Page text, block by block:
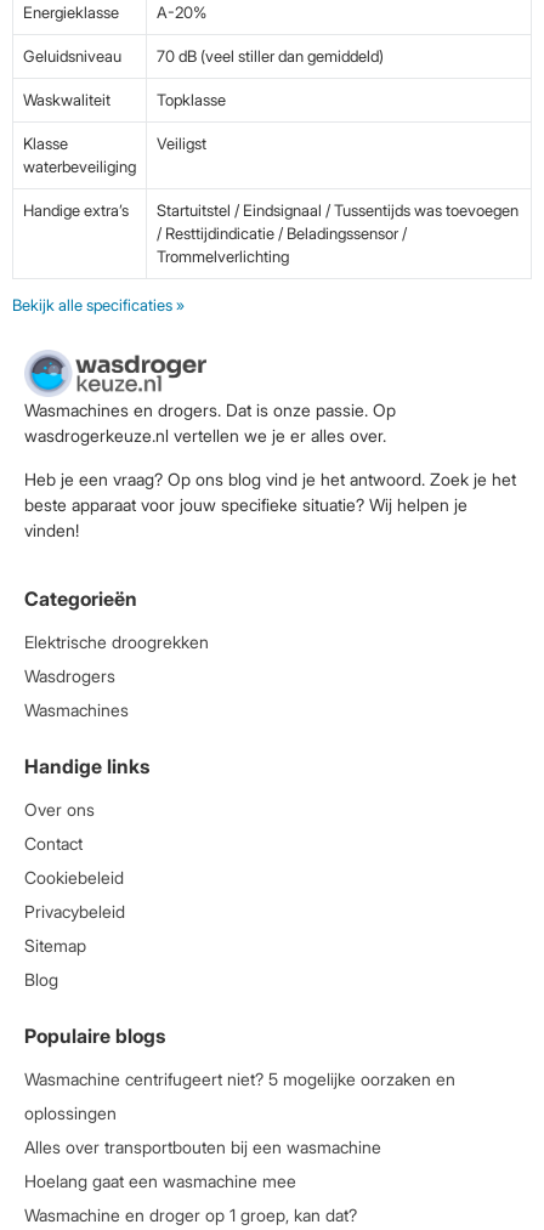
Energieklasse A-20%
Geluidsniveau 70 dB (veel stiller dan gemiddeld)
Waskwaliteit Topklasse
Klasse
waterbeveiliging
Veiligst
Handige extra’s
Startuitstel / Eindsignaal / Tussentijds was toevoegen
/ Resttijdindicatie / Beladingssensor /
Trommelverlichting
Bekijk alle specificaties »
Wasmachines en drogers. Dat is onze passie. Op
wasdrogerkeuze.nl vertellen we je er alles over.
Heb je een vraag? Op ons blog vind je het antwoord. Zoek je het
beste apparaat voor jouw specifieke situatie? Wij helpen je
vinden!
Categorieën
Elektrische droogrekken
Wasdrogers
Wasmachines
Handige links
Over ons
Contact
Cookiebeleid
Privacybeleid
Sitemap
Blog
Populaire blogs
Wasmachine centrifugeert niet? 5 mogelijke oorzaken en
oplossingen
Alles over transportbouten bij een wasmachine
Hoelang gaat een wasmachine mee
Wasmachine en droger op 1 groep, kan dat?